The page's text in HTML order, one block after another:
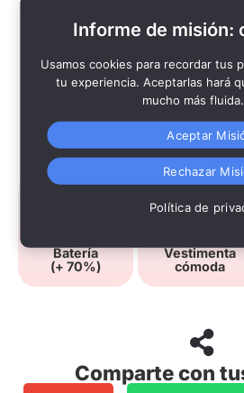
Batería
(+ 70%)
Vestimenta
cómoda
Comparte con
Informe de misión:
Usamos cookies para recordar tus
tu experiencia. Aceptarlas hará
mucho más fluida.
Aceptar
Rechazar
Política de